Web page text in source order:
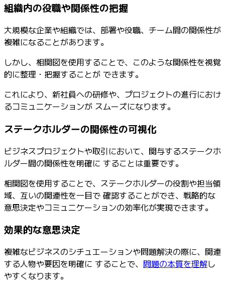
組織内の役職や関係性の把握
大規模な企業や組織では、部署や役職、チーム間の関係性が
複雑になることがあります。
しかし、相関図を使用することで、このような関係性を視覚
的に整理・把握することが できます。
これにより、新社員への研修や、プロジェクトの進行におけ
るコミュニケーションが スムーズになります。
ステークホルダーの関係性の可視化
ビジネスプロジェクトや取引において、関与するステークホ
ルダー間の関係性を明確に することは重要です。
相関図を使用することで、ステークホルダーの役割や担当領
域、互いの関連性を一目で 確認することができ、戦略的な
意思決定やコミュニケーションの効率化が実現できます。
効果的な意思決定
複雑なビジネスのシチュエーションや問題解決の際に、関連
する人物や要因を明確に することで、 問題の本質を理解し
やすくなります。